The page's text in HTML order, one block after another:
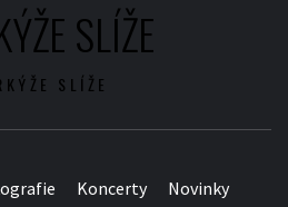
SLÍŽE
SLÍŽE
Koncerty Novinky